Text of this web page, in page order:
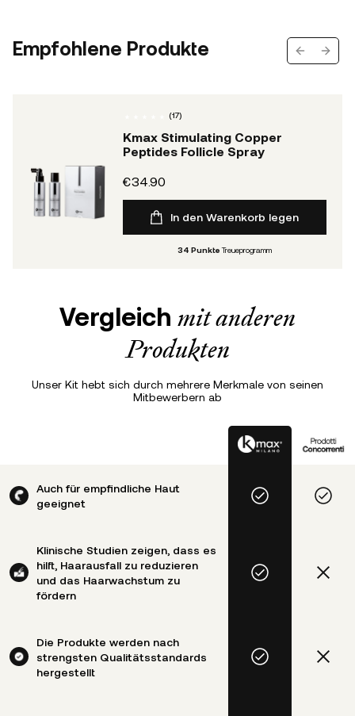
Empfohlene Produkte Previous
Next
(17)
Kmax Stimulating Copper
Peptides Follicle Spray
€34.90
In den Warenkorb legen
34 Punkte Treueprogramm
Vergleich mit anderen
Produkten
Unser Kit hebt sich durch mehrere Merkmale von seinen
Mitbewerbern ab
Auch für empfindliche Haut
geeignet
Klinische Studien zeigen, dass es
hilft, Haarausfall zu reduzieren
und das Haarwachstum zu
fördern
Die Produkte werden nach
strengsten Qualitätsstandards
hergestellt